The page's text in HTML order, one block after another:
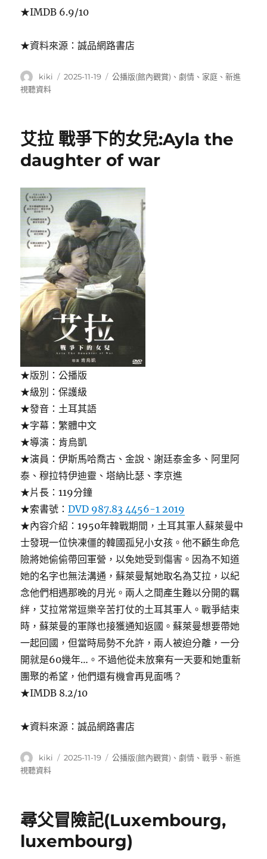
★IMDB 6.9/10
★資料來源：誠品網路書店
作
者
kiki
發
2025-11-19
分
公播版(館內觀賞) 、 劇情 、 家庭 、新進
視聽資料
艾拉 戰爭下的女兒:Ayla the
daughter of war
★版別：公播版
★級別：保護級
★發音：土耳其語
★字幕：繁體中文
★導演：肯烏凱
★演員：伊斯馬哈喬古、金說、謝廷泰金多、阿里阿
泰、穆拉特伊迪靈、塔納比瑟、李京進
★片長：119分鐘
★索書號：DVD 987.83 4456-1 2019
★內容介紹：1950年韓戰期間，土耳其軍人蘇萊曼中
士發現一位快凍僵的韓國孤兒小女孩。他不顧生命危
險將她偷偷帶回軍營，以免她受到傷害。因為不知道
她的名字也無法溝通，蘇萊曼幫她取名為艾拉，以紀
念他們相遇那晚的月光。兩人之間產生難以分開的羈
絆，艾拉常常逗樂辛苦打仗的土耳其軍人。戰爭結束
時，蘇萊曼的軍隊也接獲通知返國。蘇萊曼想要帶她
一起回國，但當時局勢不允許，兩人被迫分離，一分
開就是60幾年…。不過他從未放棄有一天要和她重新
團聚的希望，他們還有機會再見面嗎？
★IMDB 8.2/10
★資料來源：誠品網路書店
作
者
kiki
發
2025-11-19
分
公播版(館內觀賞) 、 劇情 、 戰爭 、新進
視聽資料
尋父冒險記(Luxembourg,
luxembourg)